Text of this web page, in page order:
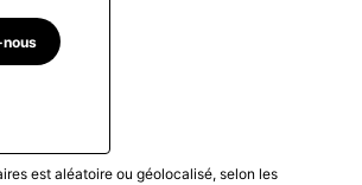
et produit environ 50
est aléatoire ou géolocalisé, selon les